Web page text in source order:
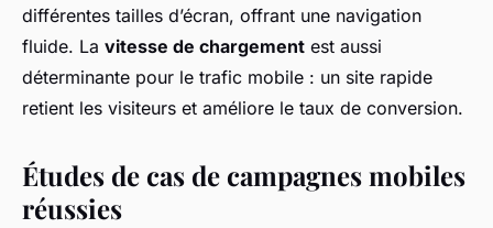
différentes tailles d’écran, offrant une navigation
fluide. La vitesse de chargement est aussi
déterminante pour le trafic mobile : un site rapide
retient les visiteurs et améliore le taux de conversion.
Études de cas de campagnes mobiles
réussies